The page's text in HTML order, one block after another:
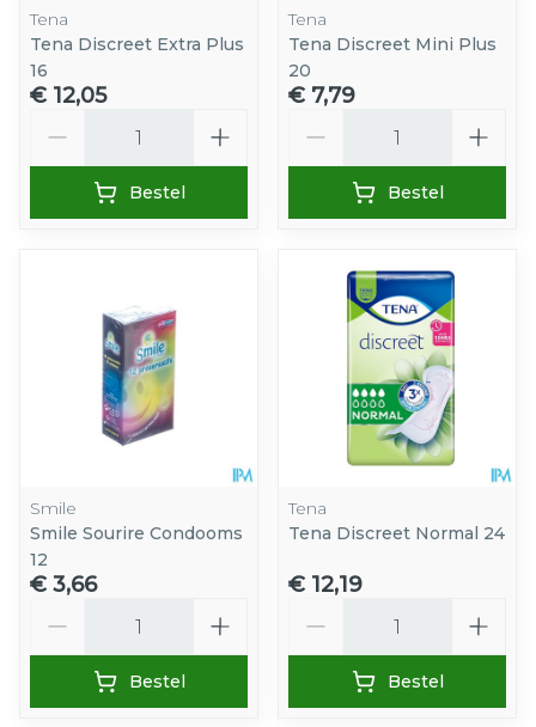
Tena
Tena Discreet Extra Plus
16
€ 12,05
Bestel
Tena
Tena Discreet Mini Plus
20
€ 7,79
Bestel
Smile
Smile Sourire Condooms
12
€ 3,66
Bestel
Tena
Tena Discreet Normal 24
€ 12,19
Bestel